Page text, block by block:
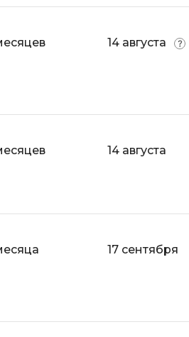
14 августа
14 августа
17 сентября